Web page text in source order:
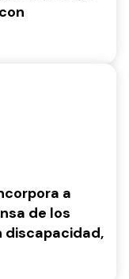
a
de los
discapacidad,